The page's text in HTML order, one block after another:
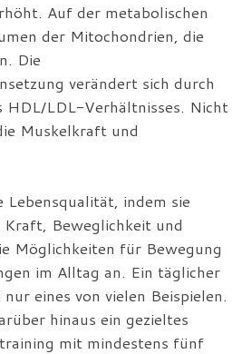
Auf der metabolischen
der Mitochondrien, die
Die
verändert sich durch
HDL/LDL-Verhältnisses. Nicht
Muskelkraft und
Lebensqualität, indem sie
Beweglichkeit und
Möglichkeiten für Bewegung
im Alltag an. Ein täglicher
eines von vielen Beispielen.
hinaus ein gezieltes
mit mindestens fünf